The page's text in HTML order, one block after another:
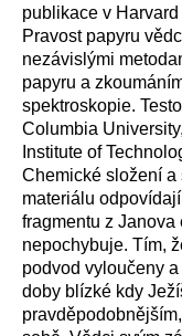
publikace v
Pravost papyru
nezávislými
papyru a
spektroskopie.
Columbia
Institute of
Chemické složení
materiálu
fragmentu z
nepochybuje. Tím,
podvod vyloučeny
doby blízké kdy